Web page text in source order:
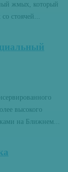
жмых, который
стоячей...
высокого
на Ближнем...